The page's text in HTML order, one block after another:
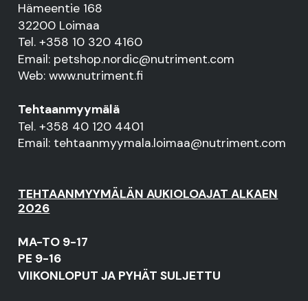
Hämeentie 168
32200 Loimaa
Tel. +358 10 320 4160
Email: petshop.nordic@nutriment.com
Web: www.nutriment.fi
Tehtaanmyymälä
Tel. +358 40 120 4401
Email: tehtaanmyymala.loimaa@nutriment.com
TEHTAANMYYMÄLÄN AUKIOLOAJAT ALKAEN
2026
MA-TO 9-17
PE 9-16
VIIKONLOPUT JA PYHÄT SULJETTU